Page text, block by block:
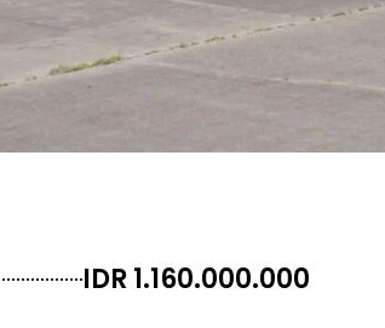
IDR 1.160.000.000